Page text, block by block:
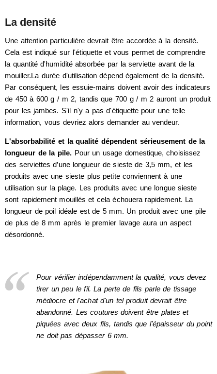
La densité
Une attention particulière devrait être accordée à la densité.
Cela est indiqué sur l'étiquette et vous permet de comprendre
la quantité d'humidité absorbée par la serviette avant de la
mouiller.La durée d'utilisation dépend également de la densité.
Par conséquent, les essuie-mains doivent avoir des indicateurs
de 450 à 600 g / m 2, tandis que 700 g / m 2 auront un produit
pour les jambes. S'il n'y a pas d'étiquette pour une telle
information, vous devriez alors demander au vendeur.
L'absorbabilité et la qualité dépendent sérieusement de la
longueur de la pile. Pour un usage domestique, choisissez
des serviettes d’une longueur de sieste de 3,5 mm, et les
produits avec une sieste plus petite conviennent à une
utilisation sur la plage. Les produits avec une longue sieste
sont rapidement mouillés et cela échouera rapidement. La
longueur de poil idéale est de 5 mm. Un produit avec une pile
de plus de 8 mm après le premier lavage aura un aspect
désordonné.
Pour vérifier indépendamment la qualité, vous devez
tirer un peu le fil. La perte de fils parle de tissage
médiocre et l'achat d'un tel produit devrait être
abandonné. Les coutures doivent être plates et
piquées avec deux fils, tandis que l'épaisseur du point
ne doit pas dépasser 6 mm.